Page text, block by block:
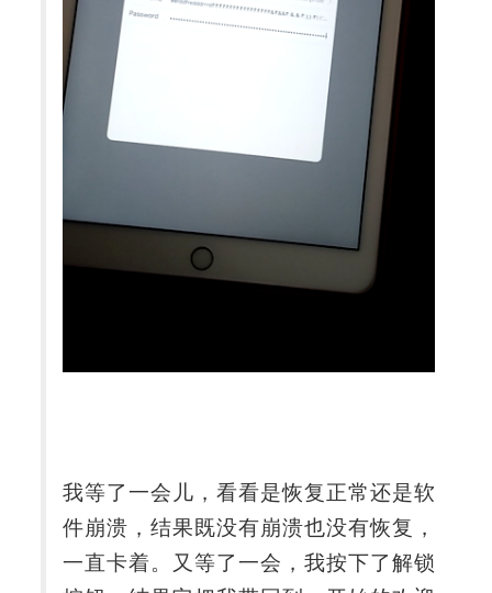
我等了一会儿，看看是恢复正常还是软
件崩溃，结果既没有崩溃也没有恢复，
一直卡着。又等了一会，我按下了解锁